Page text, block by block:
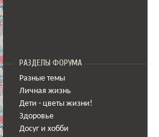
РАЗДЕЛЫ ФОРУМА
Разные темы
Личная жизнь
Дети - цветы жизни!
Здоровье
Досуг и хобби